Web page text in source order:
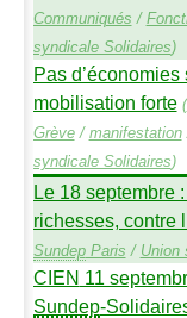
Communiqués /
syndicale Solidaires)
Pas
mobilisation forte (
Grève/ manifestation
syndicale Solidaires)
Le 18 septembre
richesses, contre
SundepParis / Union
CIEN 11
Sundep-